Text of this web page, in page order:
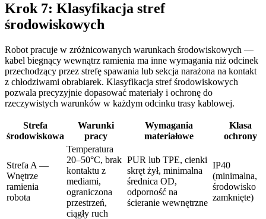
Krok 7: Klasyfikacja stref
środowiskowych
Robot pracuje w zróżnicowanych warunkach środowiskowych —
kabel biegnący wewnątrz ramienia ma inne wymagania niż odcinek
przechodzący przez strefę spawania lub sekcja narażona na kontakt
z chłodziwami obrabiarek. Klasyfikacja stref środowiskowych
pozwala precyzyjnie dopasować materiały i ochronę do
rzeczywistych warunków w każdym odcinku trasy kablowej.
Strefa
środowiskowa
Warunki
pracy
Wymagania
materiałowe
Klasa
ochrony
Strefa A —
Wnętrze
ramienia
robota
Temperatura
20–50°C, brak
kontaktu z
mediami,
ograniczona
przestrzeń,
ciągły ruch
PUR lub TPE, cienki
skręt żył, minimalna
średnica OD,
odporność na
ścieranie wewnętrzne
IP40
(minimalna,
środowisko
zamknięte)